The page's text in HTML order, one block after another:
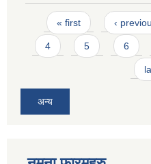
Pages
« first ‹
4 5 6
अन्य